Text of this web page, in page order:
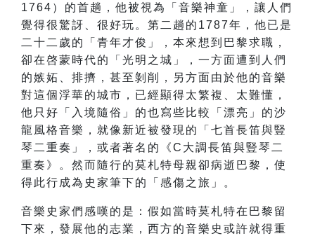
1764）的首趟，他被視為「音樂神童」，讓人們
覺得很驚訝、很好玩。第二趟的1787年，他已是
二十二歲的「青年才俊」，本來想到巴黎求職，
卻在啓蒙時代的「光明之城」，一方面遭到人們
的嫉妬、排擠，甚至剝削，另方面由於他的音樂
對這個浮華的城市，已經顯得太繁複、太難懂，
他只好「入境隨俗」的也寫些比較「漂亮」的沙
龍風格音樂，就像新近被發現的「七首長笛與豎
琴二重奏」，或者著名的《C大調長笛與豎琴二
重奏》。然而隨行的莫札特母親卻病逝巴黎，使
得此行成為史家筆下的「感傷之旅」。
音樂史家們感嘆的是：假如當時莫札特在巴黎留
下來，發展他的志業，西方的音樂史或許就得重